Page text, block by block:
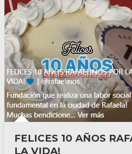
FELICES 10 AÑOS
LA VIDA!